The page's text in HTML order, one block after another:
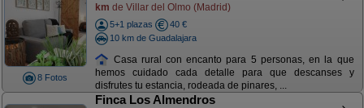
8 Fotos
km de Villar del Olmo (Madrid)
5+1 plazas
40 €
10 km de Guadalajara
Casa rural con encanto para 5 personas, en la que
hemos cuidado cada detalle para que descanses y
disfrutes tu estancia, rodeada de pinares, ...
Finca Los Almendros